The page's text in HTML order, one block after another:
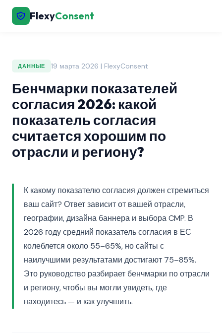
FlexyConsent
ДАННЫЕ 19 марта 2026 | FlexyConsent
Бенчмарки показателей
согласия 2026: какой
показатель согласия
считается хорошим по
отрасли и региону?
К какому показателю согласия должен стремиться
ваш сайт? Ответ зависит от вашей отрасли,
географии, дизайна баннера и выбора CMP. В
2026 году средний показатель согласия в ЕС
колеблется около 55–65%, но сайты с
наилучшими результатами достигают 75–85%.
Это руководство разбирает бенчмарки по отрасли
и региону, чтобы вы могли увидеть, где
находитесь — и как улучшить.